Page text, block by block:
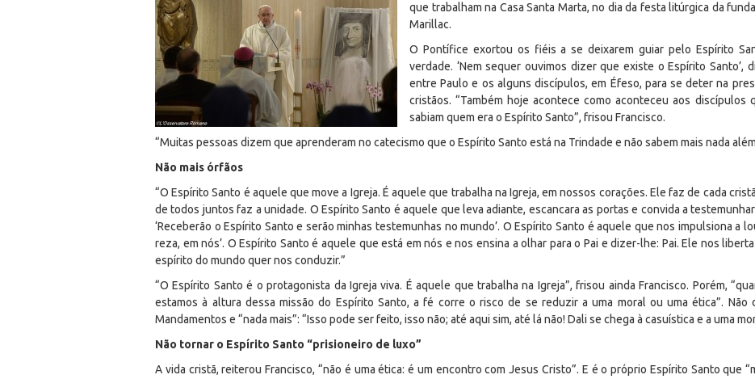
que trabalham na Casa Santa Marta, no dia da festa litúrgica da
Marillac.
O Pontífice exortou os fiéis a se deixarem guiar pelo Espírito
verdade. ‘Nem sequer ouvimos dizer que existe o Espírito Santo’,
entre Paulo e os alguns discípulos, em Éfeso, para se deter na
cristãos. “Também hoje acontece como aconteceu aos discípulos
sabiam quem era o Espírito Santo”, frisou Francisco.
“Muitas pessoas dizem que aprenderam no catecismo que o Espírito Santo está na Trindade e não sabem mais nada
Não mais órfãos
“O Espírito Santo é aquele que move a Igreja. É aquele que trabalha na Igreja, em nossos corações. Ele faz de cada
de todos juntos faz a unidade. O Espírito Santo é aquele que leva adiante, escancara as portas e convida a
‘Receberão o Espírito Santo e serão minhas testemunhas no mundo’. O Espírito Santo é aquele que nos impulsiona a
reza, em nós’. O Espírito Santo é aquele que está em nós e nos ensina a olhar para o Pai e dizer-lhe: Pai. Ele nos
espírito do mundo quer nos conduzir.”
“O Espírito Santo é o protagonista da Igreja viva. É aquele que trabalha na Igreja”, frisou ainda Francisco. Porém,
estamos à altura dessa missão do Espírito Santo, a fé corre o risco de se reduzir a uma moral ou uma ética”. Não
Mandamentos e “nada mais”: “Isso pode ser feito, isso não; até aqui sim, até lá não! Dali se chega à casuística e a uma
Não tornar o Espírito Santo “prisioneiro de luxo”
A vida cristã, reiterou Francisco, “não é uma ética: é um encontro com Jesus Cristo”. E é o próprio Espírito Santo que